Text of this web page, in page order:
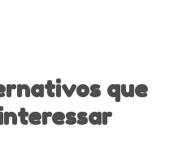
que